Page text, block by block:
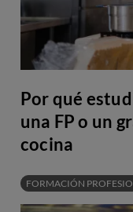
Por qué
una FP o un
cocina
FORMACIÓN